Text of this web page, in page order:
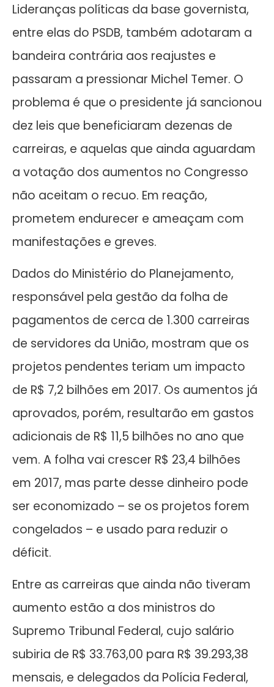
Lideranças políticas da base governista,
entre elas do PSDB, também adotaram a
bandeira contrária aos reajustes e
passaram a pressionar Michel Temer. O
problema é que o presidente já sancionou
dez leis que beneficiaram dezenas de
carreiras, e aquelas que ainda aguardam
a votação dos aumentos no Congresso
não aceitam o recuo. Em reação,
prometem endurecer e ameaçam com
manifestações e greves.
Dados do Ministério do Planejamento,
responsável pela gestão da folha de
pagamentos de cerca de 1.300 carreiras
de servidores da União, mostram que os
projetos pendentes teriam um impacto
de R$ 7,2 bilhões em 2017. Os aumentos já
aprovados, porém, resultarão em gastos
adicionais de R$ 11,5 bilhões no ano que
vem. A folha vai crescer R$ 23,4 bilhões
em 2017, mas parte desse dinheiro pode
ser economizado – se os projetos forem
congelados – e usado para reduzir o
déficit.
Entre as carreiras que ainda não tiveram
aumento estão a dos ministros do
Supremo Tribunal Federal, cujo salário
subiria de R$ 33.763,00 para R$ 39.293,38
mensais, e delegados da Polícia Federal,